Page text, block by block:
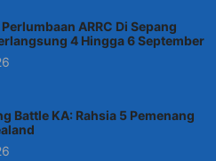
ARRC Di Sepang
4 Hingga 6 September
Battle KA: Rahsia 5 Pemenang